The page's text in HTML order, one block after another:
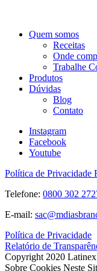
Quem somos
Receitas
Onde
Trabalhe
Produtos
Dúvidas
Blog
Contato
Instagram
Facebook
Youtube
Política de Privacidade
Telefone: 0800 302
E-mail:
Política de Privacidade
Relatório de
Copyright 2020
Sobre Cookies Neste